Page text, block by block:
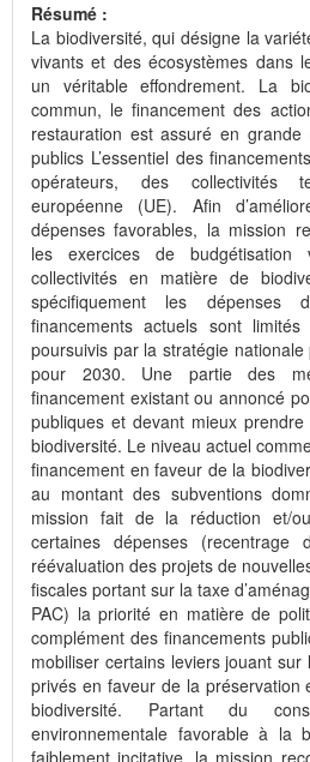
Résumé :
La biodiversité, qui désigne la
vivants et des écosystèmes dans
un véritable effondrement. La
commun, le financement des
restauration est assuré en
publics L’essentiel des
opérateurs, des collectivités
européenne (UE). Afin
dépenses favorables, la mission
les exercices de
collectivités en matière de
spécifiquement les dépenses
financements actuels sont
poursuivis par la stratégie
pour 2030. Une partie des
financement existant ou annoncé
publiques et devant mieux
biodiversité. Le niveau actuel
financement en faveur de la
au montant des subventions
mission fait de la réduction et/
certaines dépenses (recentrage
réévaluation des projets de
fiscales portant sur la taxe
PAC) la priorité en matière de
complément des financements
mobiliser certains leviers jouant
privés en faveur de la
biodiversité. Partant du
environnementale favorable à la